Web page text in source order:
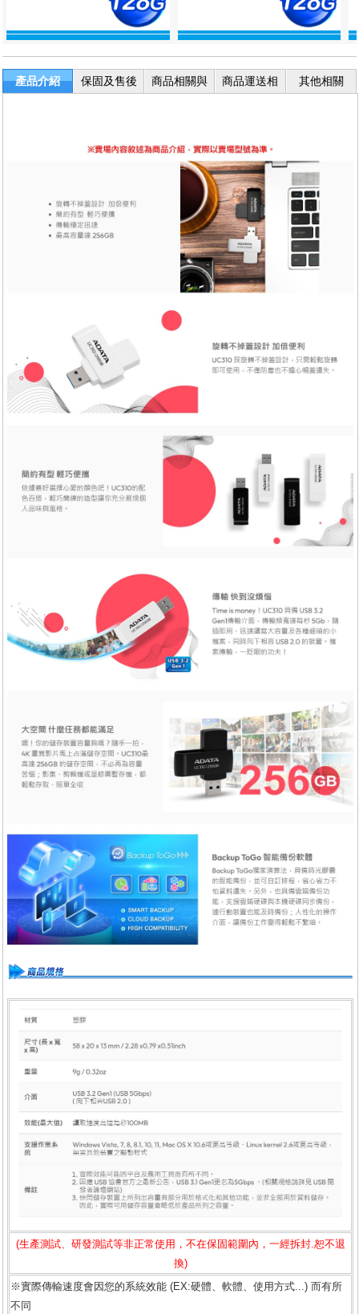
產品介紹
(生產測試、研發測試等非正常使用，不在保固範圍內，一經拆封.恕不退
換)
※實際傳輸速度會因您的系統效能 (EX:硬體、軟體、使用方式...) 而有所
不同
保固及售後
商品相關與
商品運送相
其他相關